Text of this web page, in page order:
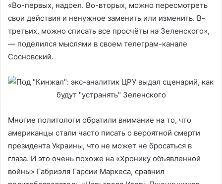
«Во-первых, надоел. Во-вторых, можно пересмотреть
свои действия и ненужное заменить или изменить. В-
третьих, можно списать все просчёты на Зеленского»,
— поделился мыслями в своем телеграм-канале
Сосновский.
Многие политологи обратили внимание на то, что
американцы стали часто писать о вероятной смерти
президента Украины, что не может не бросаться в
глаза. И это очень похоже на «Хронику объявленной
войны» Габриэля Гарсии Маркеса, сравнил